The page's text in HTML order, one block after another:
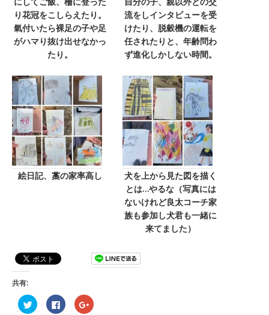
り花冠をこしらえたり。
氣付いたら裸足の子や足
がハマり抜け出せなかっ
たり。
流をしインタビューを受
けたり、脱穀機の運転を
任されたりと、年齢問わ
ず進化しかしない時間。
絵日記、藁の家率高し
犬を上から見た図を描く
とは…やるな（写真には
ないけれど良太コーチ家
族も参加し犬君も一緒に
来てました）
共有:
ク
リ
F
a
ク
リ